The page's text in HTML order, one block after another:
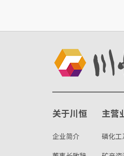
关于川恒
企业简介
主营
磷化